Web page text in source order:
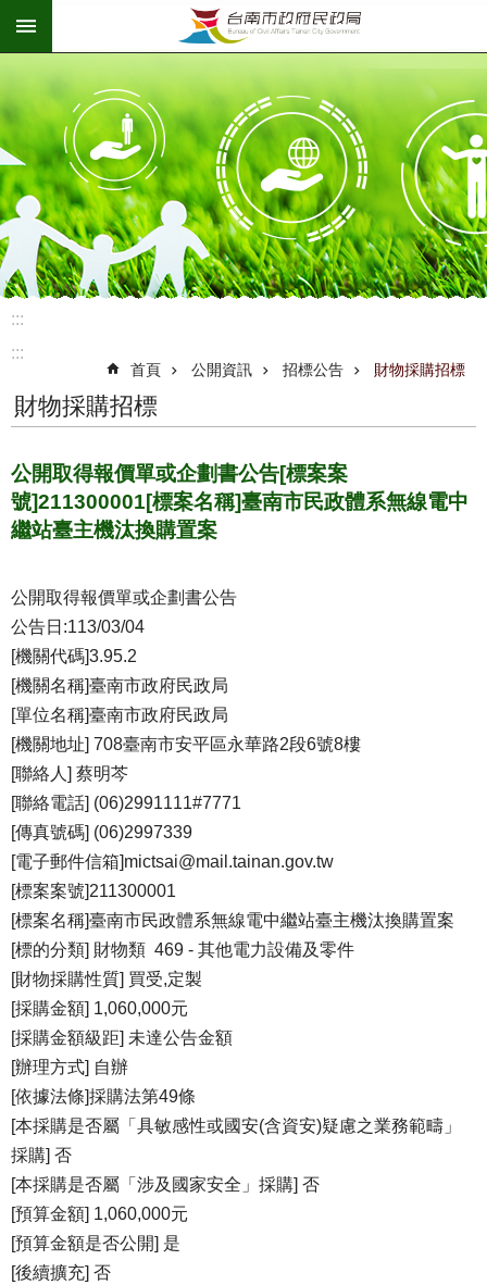
跳到主要內容區塊
:::
:::
首頁 公開資訊 招標公告 財物採購招標
財物採購招標
公開取得報價單或企劃書公告[標案案
號]211300001[標案名稱]臺南市民政體系無線電中
繼站臺主機汰換購置案
公開取得報價單或企劃書公告
公告日:113/03/04
[機關代碼]3.95.2
[機關名稱]臺南市政府民政局
[單位名稱]臺南市政府民政局
[機關地址] 708臺南市安平區永華路2段6號8樓
[聯絡人] 蔡明芩
[聯絡電話] (06)2991111#7771
[傳真號碼] (06)2997339
[電子郵件信箱]mictsai@mail.tainan.gov.tw
[標案案號]211300001
[標案名稱]臺南市民政體系無線電中繼站臺主機汰換購置案
[標的分類] 財物類 469 - 其他電力設備及零件
[財物採購性質] 買受,定製
[採購金額] 1,060,000元
[採購金額級距] 未達公告金額
[辦理方式] 自辦
[依據法條]採購法第49條
[本採購是否屬「具敏感性或國安(含資安)疑慮之業務範疇」
採購] 否
[本採購是否屬「涉及國家安全」採購] 否
[預算金額] 1,060,000元
[預算金額是否公開] 是
[後續擴充] 否